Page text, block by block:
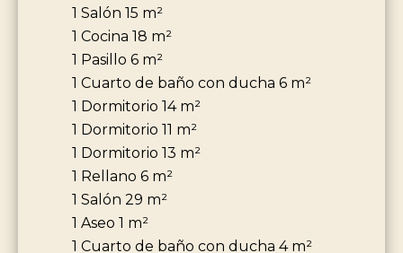
1 Salón 15 m²
1 Cocina 18 m²
1 Pasillo 6 m²
1 Cuarto de baño con ducha 6 m²
1 Dormitorio 14 m²
1 Dormitorio 11 m²
1 Dormitorio 13 m²
1 Rellano 6 m²
1 Salón 29 m²
1 Aseo 1 m²
1 Cuarto de baño con ducha 4 m²